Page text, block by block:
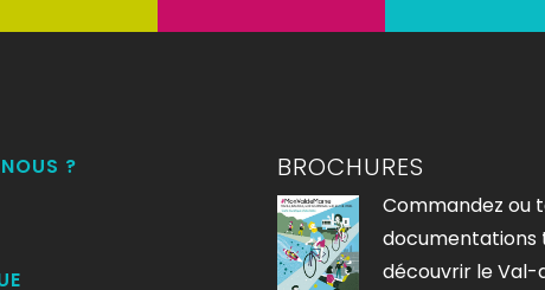
? BROCHURES
Commandez ou
documentations
découvrir le Val-